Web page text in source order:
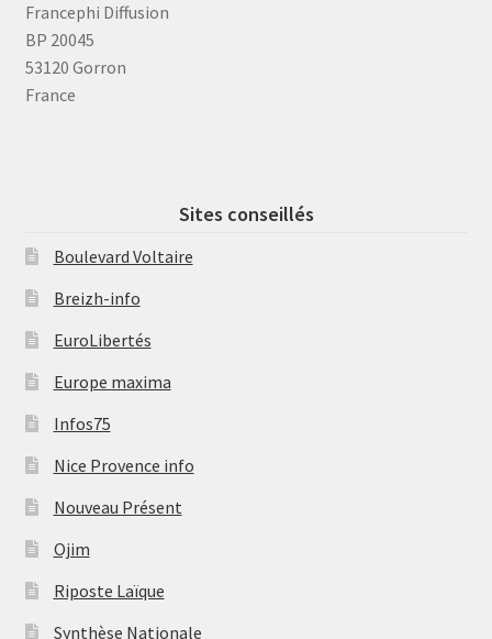
Francephi Diffusion
BP 20045
53120 Gorron
France
Sites conseillés
Boulevard Voltaire
Breizh-info
EuroLibertés
Europe maxima
Infos75
Nice Provence info
Nouveau Présent
Ojim
Riposte Laïque
Synthèse Nationale